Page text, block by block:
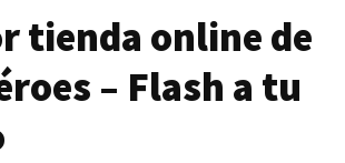
tienda online de
– Flash a tu